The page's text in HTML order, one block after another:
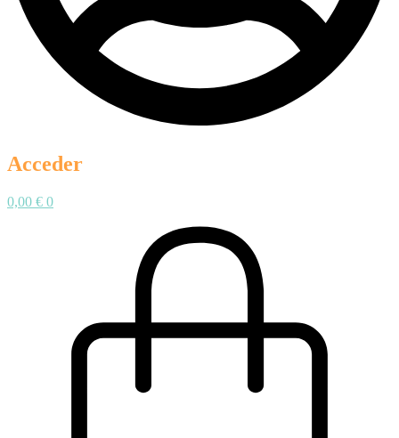
Acceder
0,00 € 0